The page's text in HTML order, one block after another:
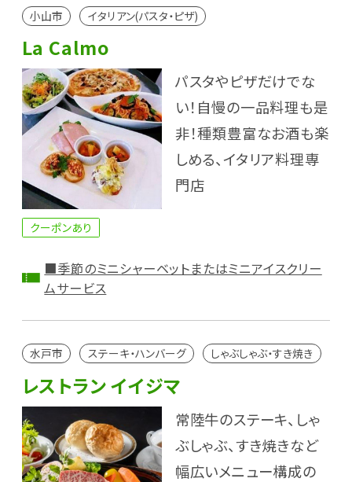
小山市 イタリアン(パスタ・ピザ)
La Calmo
パスタやピザだけでな
い！自慢の一品料理も是
非！種類豊富なお酒も楽
しめる、イタリア料理専
門店
クーポンあり
■季節のミニシャーベットまたはミニアイスクリー
ムサービス
水戸市 ステーキ・ハンバーグ しゃぶしゃぶ・すき焼き
レストラン イイジマ
常陸牛のステーキ、しゃ
ぶしゃぶ、すき焼きなど
幅広いメニュー構成の